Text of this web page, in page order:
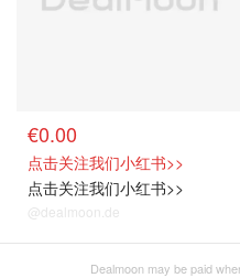
€0.00
点击关注我们小红书>>
点击关注我们小红书>>
@dealmoon.de
Dealmoon may be paid